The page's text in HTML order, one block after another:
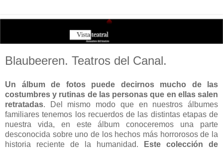
Blaubeeren. Teatros del Canal.
Un álbum de fotos puede decirnos mucho de las
costumbres y rutinas de las personas que en ellas salen
retratadas. Del mismo modo que en nuestros álbumes
familiares tenemos los recuerdos de las distintas etapas de
nuestra vida, en este álbum conoceremos una parte
desconocida sobre uno de los hechos más horrorosos de la
historia reciente de la humanidad.
Este colección de